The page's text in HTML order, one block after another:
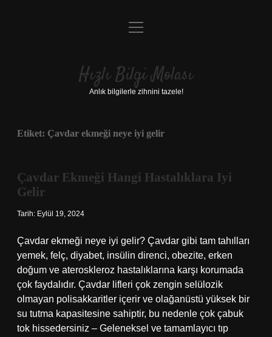
Anasayfa
Yasal Uyarı
menüyü
Hızlı Bilgi Molası
Anlık bilgilerle zihnini tazele!
Etiket: Çavdar ekmeği neye iyi gelir
Çavdar Ekmeği Hangi Hastalıklara Iyi
Gelir
Tarih: Eylül 19, 2024
Çavdar ekmeği neye iyi gelir? Çavdar gibi tam tahılları
yemek, felç, diyabet, insülin direnci, obezite, erken
doğum ve ateroskleroz hastalıklarına karşı korumada
çok faydalıdır. Çavdar lifleri çok zengin selülozik
olmayan polisakkaritler içerir ve olağanüstü yüksek bir
su tutma kapasitesine sahiptir, bu nedenle çok çabuk
tok hissedersiniz – Geleneksel ve tamamlayıcı tıp